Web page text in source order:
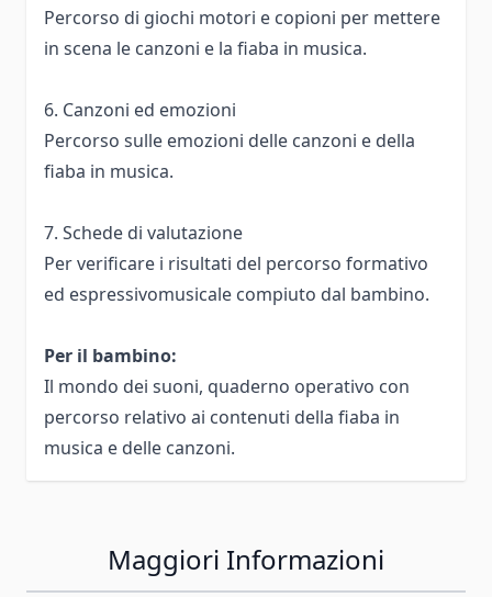
Percorso di giochi motori e copioni per mettere
in scena le canzoni e la fiaba in musica.
6. Canzoni ed emozioni
Percorso sulle emozioni delle canzoni e della
fiaba in musica.
7. Schede di valutazione
Per verificare i risultati del percorso formativo
ed espressivomusicale compiuto dal bambino.
Per il bambino:
Il mondo dei suoni, quaderno operativo con
percorso relativo ai contenuti della fiaba in
musica e delle canzoni.
Maggiori Informazioni